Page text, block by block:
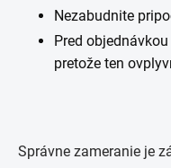
Nezabudnite
Pred
pretože ten
Správne zameranie je